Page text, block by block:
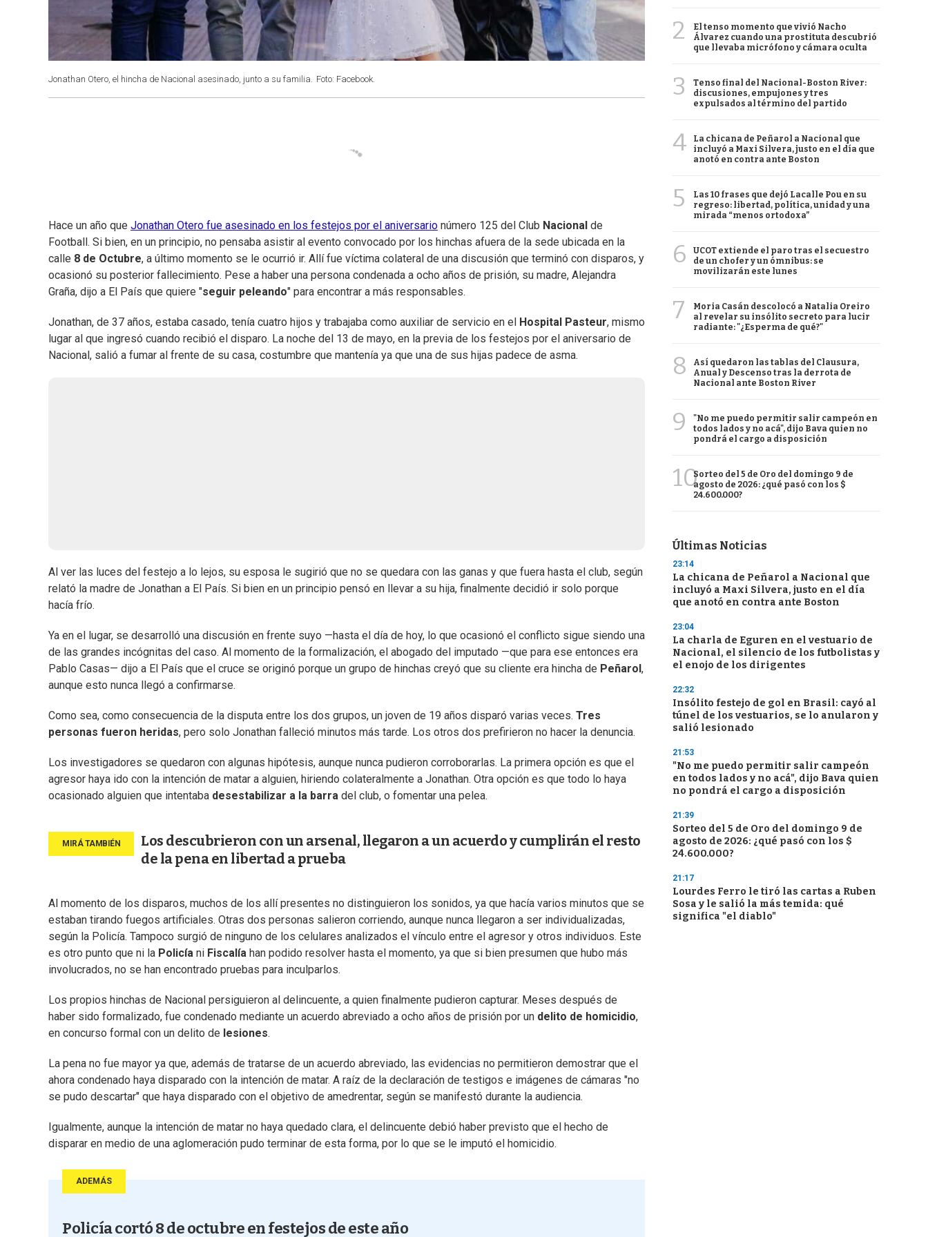
Jonathan Otero, el hincha de Nacional asesinado, junto a su familia. Foto: Facebook.
Hace un año que Jonathan Otero fue asesinado en los festejos por el aniversario número 125 del Club Nacional de
Football. Si bien, en un principio, no pensaba asistir al evento convocado por los hinchas afuera de la sede ubicada en la
calle 8 de Octubre, a último momento se le ocurrió ir. Allí fue víctima colateral de una discusión que terminó con disparos, y
ocasionó su posterior fallecimiento. Pese a haber una persona condenada a ocho años de prisión, su madre, Alejandra
Graña, dijo a El País que quiere "seguir peleando" para encontrar a más responsables.
Jonathan, de 37 años, estaba casado, tenía cuatro hijos y trabajaba como auxiliar de servicio en el Hospital Pasteur, mismo
lugar al que ingresó cuando recibió el disparo. La noche del 13 de mayo, en la previa de los festejos por el aniversario de
Nacional, salió a fumar al frente de su casa, costumbre que mantenía ya que una de sus hijas padece de asma.
Al ver las luces del festejo a lo lejos, su esposa le sugirió que no se quedara con las ganas y que fuera hasta el club, según
relató la madre de Jonathan a El País. Si bien en un principio pensó en llevar a su hija, finalmente decidió ir solo porque
hacía frío.
Ya en el lugar, se desarrolló una discusión en frente suyo —hasta el día de hoy, lo que ocasionó el conflicto sigue siendo una
de las grandes incógnitas del caso. Al momento de la formalización, el abogado del imputado —que para ese entonces era
Pablo Casas— dijo a El País que el cruce se originó porque un grupo de hinchas creyó que su cliente era hincha de Peñarol ,
aunque esto nunca llegó a confirmarse.
Como sea, como consecuencia de la disputa entre los dos grupos, un joven de 19 años disparó varias veces. Tres
personas fueron heridas, pero solo Jonathan falleció minutos más tarde. Los otros dos prefirieron no hacer la denuncia.
Los investigadores se quedaron con algunas hipótesis, aunque nunca pudieron corroborarlas. La primera opción es que el
agresor haya ido con la intención de matar a alguien, hiriendo colateralmente a Jonathan. Otra opción es que todo lo haya
ocasionado alguien que intentaba desestabilizar a la barra del club, o fomentar una pelea.
Los descubrieron con un arsenal, llegaron a un acuerdo y cumplirán el resto
de la pena en libertad a prueba
Al momento de los disparos, muchos de los allí presentes no distinguieron los sonidos, ya que hacía varios minutos que se
estaban tirando fuegos artificiales. Otras dos personas salieron corriendo, aunque nunca llegaron a ser individualizadas,
según la Policía. Tampoco surgió de ninguno de los celulares analizados el vínculo entre el agresor y otros individuos. Este
es otro punto que ni la Policía ni Fiscalía han podido resolver hasta el momento, ya que si bien presumen que hubo más
involucrados, no se han encontrado pruebas para inculparlos.
Los propios hinchas de Nacional persiguieron al delincuente, a quien finalmente pudieron capturar. Meses después de
haber sido formalizado, fue condenado mediante un acuerdo abreviado a ocho años de prisión por un delito de homicidio,
en concurso formal con un delito de lesiones.
La pena no fue mayor ya que, además de tratarse de un acuerdo abreviado, las evidencias no permitieron demostrar que el
ahora condenado haya disparado con la intención de matar. A raíz de la declaración de testigos e imágenes de cámaras "no
se pudo descartar" que haya disparado con el objetivo de amedrentar, según se manifestó durante la audiencia.
Igualmente, aunque la intención de matar no haya quedado clara, el delincuente debió haber previsto que el hecho de
disparar en medio de una aglomeración pudo terminar de esta forma, por lo que se le imputó el homicidio.
ADEMÁS
Policía cortó 8 de octubre en festejos de este año
2
El tenso momento que vivió Nacho
Álvarez cuando una prostituta descubrió
que llevaba micrófono y cámara oculta
3
Tenso final del Nacional-Boston River:
discusiones, empujones y tres
expulsados al término del partido
4
La chicana de Peñarol a Nacional que
incluyó a Maxi Silvera, justo en el día que
anotó en contra ante Boston
5
Las 10 frases que dejó Lacalle Pou en su
regreso: libertad, política, unidad y una
mirada “menos ortodoxa”
6
UCOT extiende el paro tras el secuestro
de un chofer y un ómnibus: se
movilizarán este lunes
7
Moria Casán descolocó a Natalia Oreiro
al revelar su insólito secreto para lucir
radiante: "¿Esperma de qué?"
8
Así quedaron las tablas del Clausura,
Anual y Descenso tras la derrota de
Nacional ante Boston River
9
"No me puedo permitir salir campeón en
todos lados y no acá", dijo Bava quien no
pondrá el cargo a disposición
10Sorteo del 5 de Oro del domingo 9 de
agosto de 2026: ¿qué pasó con los $
24.600.000?
Últimas Noticias
23:14
La chicana de Peñarol a Nacional que
incluyó a Maxi Silvera, justo en el día
que anotó en contra ante Boston
23:04
La charla de Eguren en el vestuario de
Nacional, el silencio de los futbolistas y
el enojo de los dirigentes
22:32
Insólito festejo de gol en Brasil: cayó al
túnel de los vestuarios, se lo anularon y
salió lesionado
21:53
"No me puedo permitir salir campeón
en todos lados y no acá", dijo Bava quien
no pondrá el cargo a disposición
21:39
Sorteo del 5 de Oro del domingo 9 de
agosto de 2026: ¿qué pasó con los $
24.600.000?
21:17
Lourdes Ferro le tiró las cartas a Ruben
Sosa y le salió la más temida: qué
significa "el diablo"